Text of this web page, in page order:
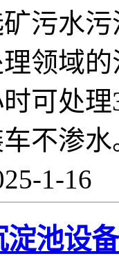
污水
领域
可处
不渗水
1-16
池设